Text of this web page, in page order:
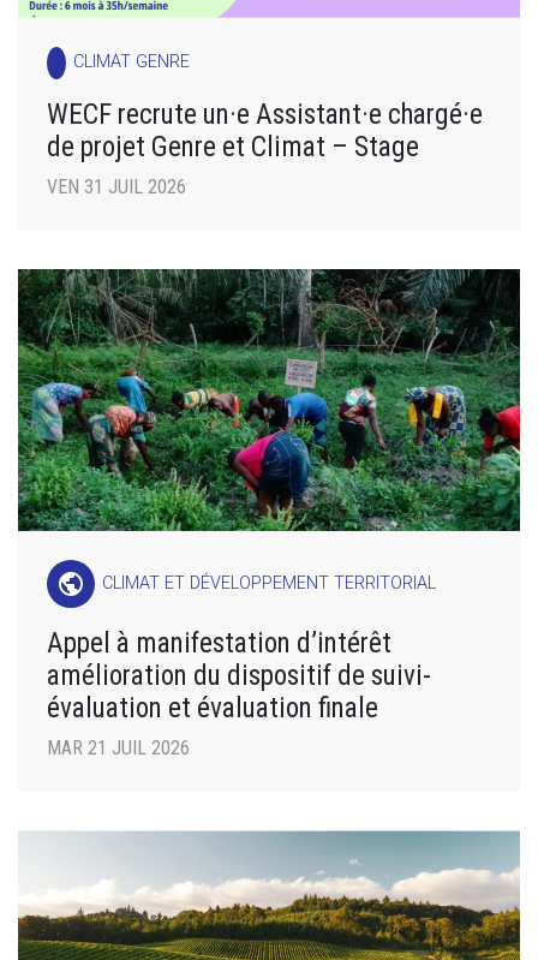
CLIMAT GENRE
WECF recrute un·e Assistant·e chargé·e
de projet Genre et Climat – Stage
VEN 31 JUIL 2026
public CLIMAT ET DÉVELOPPEMENT TERRITORIAL
Appel à manifestation d’intérêt
amélioration du dispositif de suivi-
évaluation et évaluation finale
MAR 21 JUIL 2026